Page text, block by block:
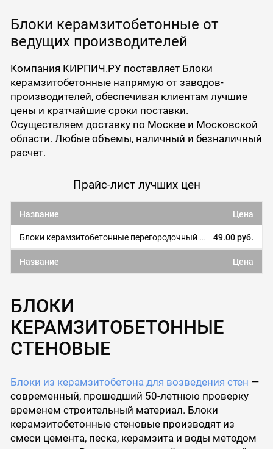
Блоки керамзитобетонные от
ведущих производителей
Компания КИРПИЧ.РУ поставляет Блоки
керамзитобетонные напрямую от заводов-
производителей, обеспечивая клиентам лучшие
цены и кратчайшие сроки поставки.
Осуществляем доставку по Москве и Московской
области. Любые объемы, наличный и безналичный
расчет.
Прайс-лист лучших цен
Название Цена
Блоки керамзитобетонные перегородочный Besser 49.00 руб.
Название Цена
БЛОКИ
КЕРАМЗИТОБЕТОННЫЕ
СТЕНОВЫЕ
Блоки из керамзитобетона для возведения стен —
современный, прошедший 50-летнюю проверку
временем строительный материал. Блоки
керамзитобетонные стеновые производят из
смеси цемента, песка, керамзита и воды методом